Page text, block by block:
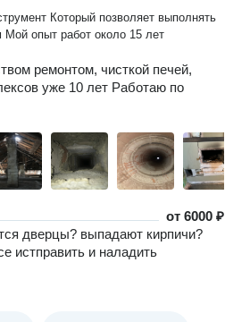
выполнять
работу с 100% результатом Мой опыт работ около 15 лет
ремонтом, чисткой печей,
уже 10 лет Работаю по
от6000 ₽
дверцы? выпадают кирпичи?
истправить и наладить